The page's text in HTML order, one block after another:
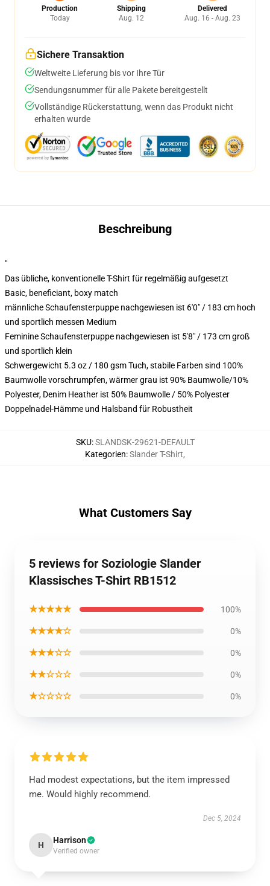
Production
Today
Shipping
Aug. 12
Delivered
Aug. 16 - Aug. 23
Sichere Transaktion
Weltweite Lieferung bis vor Ihre Tür
Sendungsnummer für alle Pakete bereitgestellt
Vollständige Rückerstattung, wenn das Produkt nicht
erhalten wurde
Beschreibung
"
Das übliche, konventionelle T-Shirt für regelmäßig aufgesetzt
Basic, beneficiant, boxy match
männliche Schaufensterpuppe nachgewiesen ist 6'0" / 183 cm hoch
und sportlich messen Medium
Feminine Schaufensterpuppe nachgewiesen ist 5'8" / 173 cm groß
und sportlich klein
Schwergewicht 5.3 oz / 180 gsm Tuch, stabile Farben sind 100%
Baumwolle vorschrumpfen, wärmer grau ist 90% Baumwolle/10%
Polyester, Denim Heather ist 50% Baumwolle / 50% Polyester
Doppelnadel-Hämme und Halsband für Robustheit
SKU:SLANDSK-29621-DEFAULT
Kategorien:Slander T-Shirt,
What Customers Say
5 reviews for Soziologie Slander
Klassisches T-Shirt RB1512
★★★★★ 100%
★★★★☆ 0%
★★★☆☆ 0%
★★☆☆☆ 0%
★☆☆☆☆ 0%
Had modest expectations, but the item impressed
me. Would highly recommend.
Dec 5, 2024
H Harrison
Verified owner